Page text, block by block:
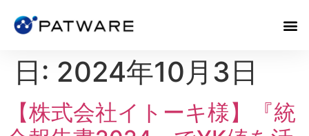
日: 2024年10月3日
【株式会社イトーキ様】『統